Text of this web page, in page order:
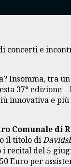
concerti e
tra
37°
innovativa e
Comunale di
il titolo di
del 5
Euro per